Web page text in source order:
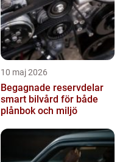
10 maj 2026
Begagnade reservdelar
smart bilvård för både
plånbok och miljö